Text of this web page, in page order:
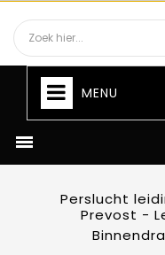
MENU

Perslucht
Prevost -